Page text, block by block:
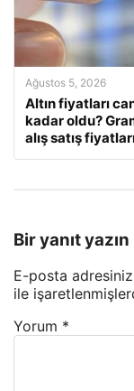
Ağustos 5, 2026
Altın fiyatları
kadar oldu?
alış satış
Bir yanıt yazın
E-posta
ile
Yorum *